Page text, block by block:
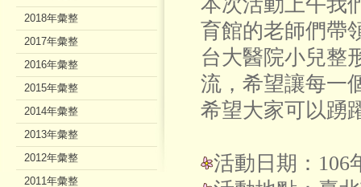
育館的老師們帶
台大醫院小兒整
流，希望讓每一
希望大家可以踴
活動日期：106
2018年彙整
2017年彙整
2016年彙整
2015年彙整
2014年彙整
2013年彙整
2012年彙整
2011年彙整